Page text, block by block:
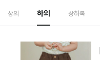
상의 하의 상하복